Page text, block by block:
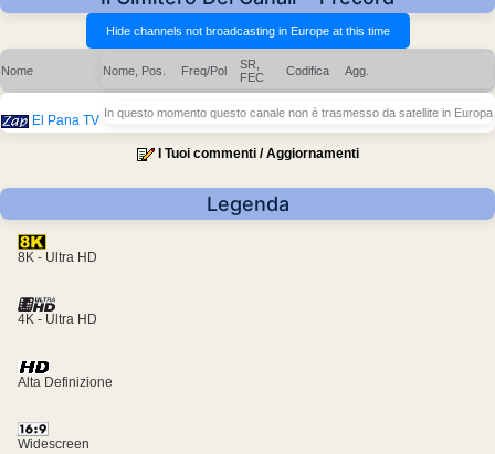
Nome Nome, Pos. Freq/Pol
SR,
FEC
Codifica Agg.
El Pana TV In questo momento questo canale non è trasmesso da satellite in Europa
I Tuoi commenti / Aggiornamenti
Legenda
8K - Ultra HD
4K - Ultra HD
Alta Definizione
Widescreen